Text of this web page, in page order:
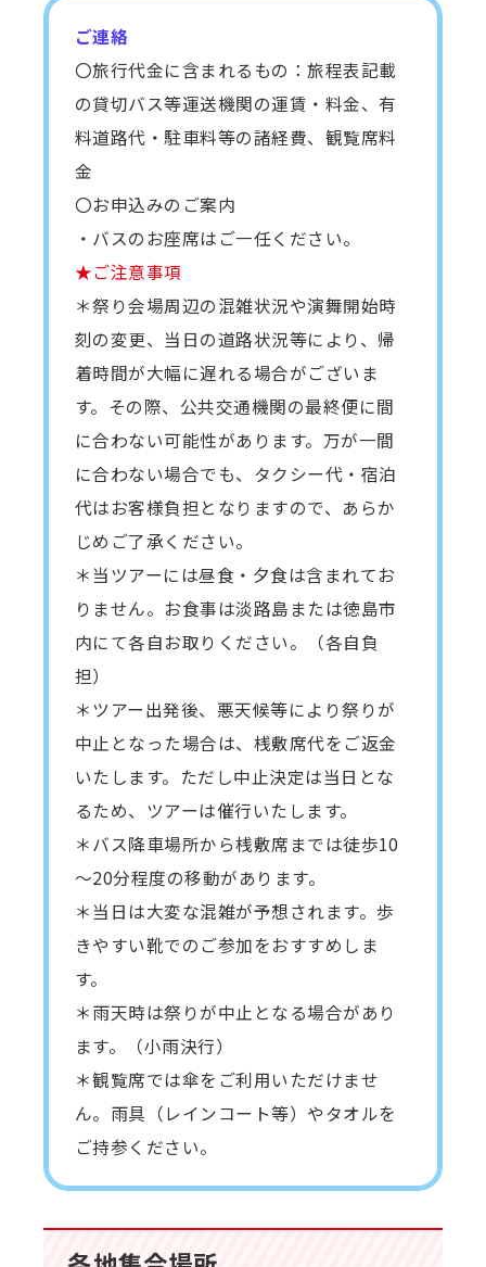
ご連絡
〇旅行代金に含まれるもの：旅程表記載
の貸切バス等運送機関の運賃・料金、有
料道路代・駐車料等の諸経費、観覧席料
金
〇お申込みのご案内
・バスのお座席はご一任ください。
★ご注意事項
＊祭り会場周辺の混雑状況や演舞開始時
刻の変更、当日の道路状況等により、帰
着時間が大幅に遅れる場合がございま
す。その際、公共交通機関の最終便に間
に合わない可能性があります。万が一間
に合わない場合でも、タクシー代・宿泊
代はお客様負担となりますので、あらか
じめご了承ください。
＊当ツアーには昼食・夕食は含まれてお
りません。お食事は淡路島または徳島市
内にて各自お取りください。（各自負
担）
＊ツアー出発後、悪天候等により祭りが
中止となった場合は、桟敷席代をご返金
いたします。ただし中止決定は当日とな
るため、ツアーは催行いたします。
＊バス降車場所から桟敷席までは徒歩10
～20分程度の移動があります。
＊当日は大変な混雑が予想されます。歩
きやすい靴でのご参加をおすすめしま
す。
＊雨天時は祭りが中止となる場合があり
ます。（小雨決行）
＊観覧席では傘をご利用いただけませ
ん。雨具（レインコート等）やタオルを
ご持参ください。